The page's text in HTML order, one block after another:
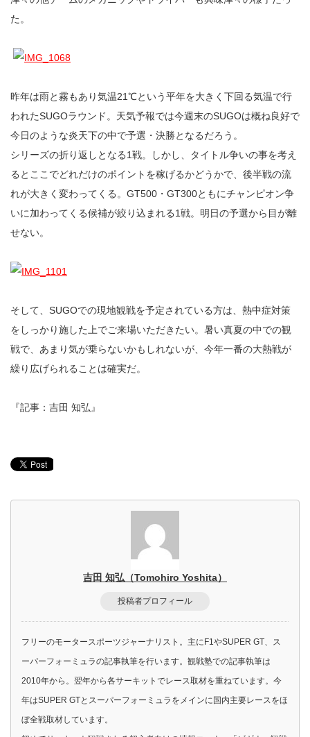
た。
昨年は雨と霧もあり気温21℃という平年を大きく下回る気温で行
われたSUGOラウンド。天気予報では今週末のSUGOは概ね良好で
今日のような炎天下の中で予選・決勝となるだろう。
シリーズの折り返しとなる1戦。しかし、タイトル争いの事を考え
るとここでどれだけのポイントを稼げるかどうかで、後半戦の流
れが大きく変わってくる。GT500・GT300ともにチャンピオン争
いに加わってくる候補が絞り込まれる1戦。明日の予選から目が離
せない。
そして、SUGOでの現地観戦を予定されている方は、熱中症対策
をしっかり施した上でご来場いただきたい。暑い真夏の中での観
戦で、あまり気が乗らないかもしれないが、今年一番の大熱戦が
繰り広げられることは確実だ。
『記事：吉田 知弘』
吉田 知弘（Tomohiro Yoshita）
投稿者プロフィール
フリーのモータースポーツジャーナリスト。主にF1やSUPER GT、ス
ーパーフォーミュラの記事執筆を行います。観戦塾での記事執筆は
2010年から。翌年から各サーキットでレース取材を重ねています。今
年はSUPER GTとスーパーフォーミュラをメインに国内主要レースをほ
ぼ全戦取材しています。